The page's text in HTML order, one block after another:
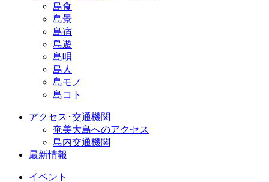
島食
島景
島宿
島遊
島唄
島人
島モノ
島コト
アクセス･交通機関
奄美大島へのアクセス
島内交通機関
最新情報
イベント